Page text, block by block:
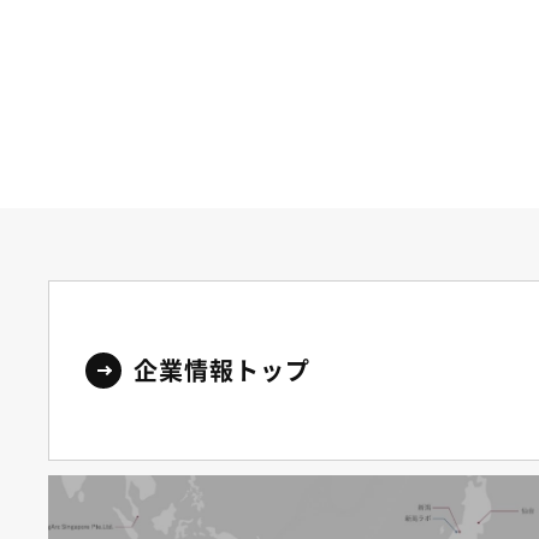
企業情報トップ